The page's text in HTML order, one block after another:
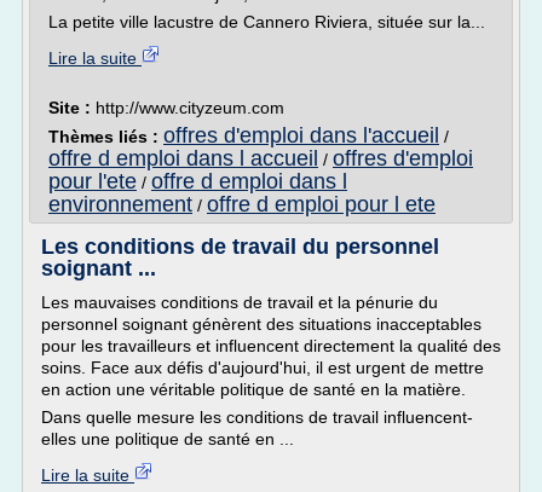
La petite ville lacustre de Cannero Riviera, située sur la...
Lire la suite
Site : http://www.cityzeum.com
Thèmes liés : offres d'emploi dans l'accueil /
offre d emploi dans l accueil / offres d'emploi
pour l'ete / offre d emploi dans l
environnement / offre d emploi pour l ete
Les conditions de travail du personnel
soignant ...
Les mauvaises conditions de travail et la pénurie du
personnel soignant génèrent des situations inacceptables
pour les travailleurs et influencent directement la qualité des
soins. Face aux défis d'aujourd'hui, il est urgent de mettre
en action une véritable politique de santé en la matière.
Dans quelle mesure les conditions de travail influencent-
elles une politique de santé en ...
Lire la suite